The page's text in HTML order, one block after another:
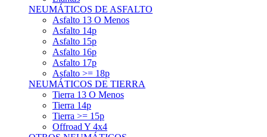
Asfalto 13 O Menos
Asfalto 14p
Asfalto 15p
Asfalto 16p
Asfalto 17p
Asfalto >= 18p
NEUMÁTICOS DE TIERRA
Tierra 13 O Menos
Tierra 14p
Tierra >= 15p
Offroad Y 4x4
OTROS NEUMÁTICOS
Otros Tipos De Neumáticos